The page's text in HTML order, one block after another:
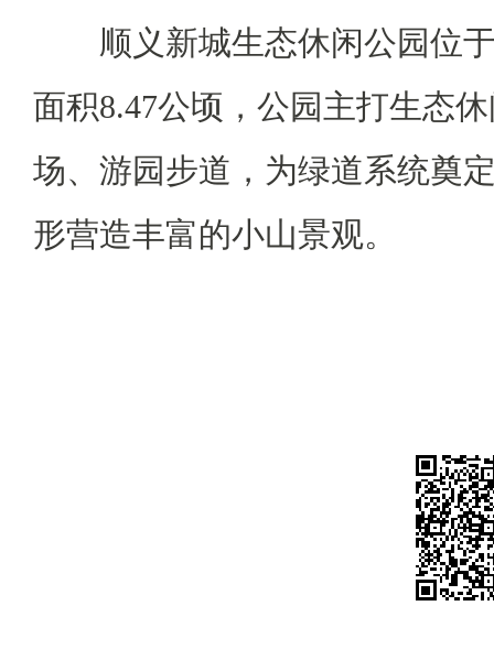
顺义新城生态休闲公园位于
面积8.47公顷，公园主打生态
场、游园步道，为绿道系统奠
形营造丰富的小山景观。